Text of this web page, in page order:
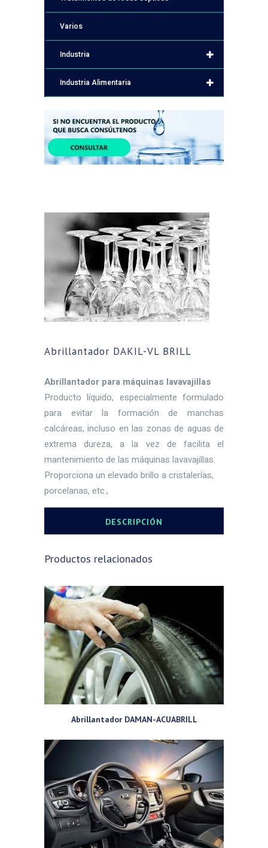
Varios
Industria
Industria Alimentaria
Abrillantador DAKIL-VL BRILL
Abrillantador para máquinas lavavajillas
Producto líquido, especialmente formulado
para evitar la formación de manchas
calcáreas, incluso en las zonas de aguas de
extrema dureza, a la vez de facilita el
mantenimiento de las máquinas lavavajillas.
Proporciona un elevado brillo a cristalerías,
porcelanas, etc.,
DESCRIPCIÓN
Productos relacionados
Abrillantador DAMAN-ACUABRILL